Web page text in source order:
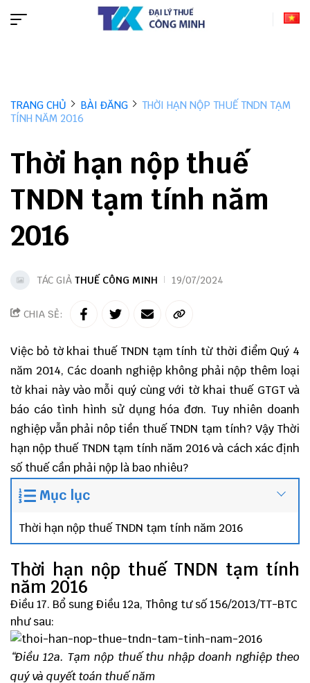
TRANG CHỦ BÀI ĐĂNG
THỜI HẠN NỘP THUẾ TNDN TẠM
TÍNH NĂM 2016
Thời hạn nộp thuế
TNDN tạm tính năm
2016
TÁC GIẢ THUẾ CÔNG MINH 19/07/2024
CHIA SẺ:
Việc bỏ tờ khai thuế TNDN tạm tính từ thời điểm Quý 4
năm 2014, Các doanh nghiệp không phải nộp thêm loại
tờ khai này vào mỗi quý cùng với tờ khai thuế GTGT và
báo cáo tình hình sử dụng hóa đơn. Tuy nhiên doanh
nghiệp vẫn phải nôp tiền thuế TNDN tạm tính? Vậy Thời
hạn nộp thuế TNDN tạm tính năm 2016 và cách xác định
số thuế cần phải nộp là bao nhiêu?
Mục lục
Thời hạn nộp thuế TNDN tạm tính năm 2016
Thời hạn nộp thuế TNDN tạm tính
năm 2016
Điều 17. Bổ sung Điều 12a, Thông tư số 156/2013/TT-BTC
như sau:
“Điều 12a. Tạm nộp thuế thu nhập doanh nghiệp theo
quý và quyết toán thuế năm